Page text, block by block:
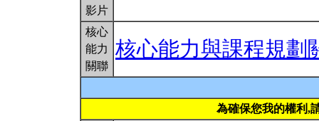
影片
核心
能力
關聯
核心能力與課程規劃
為確保您我的權利,